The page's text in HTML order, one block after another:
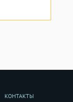
КОНТАКТЫ